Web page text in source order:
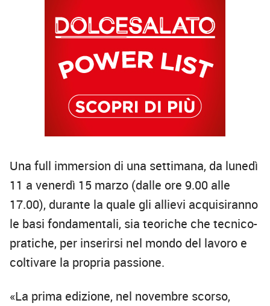
Una full immersion di una settimana, da lunedì
11 a venerdì 15 marzo (dalle ore 9.00 alle
17.00), durante la quale gli allievi acquisiranno
le basi fondamentali, sia teoriche che tecnico-
pratiche, per inserirsi nel mondo del lavoro e
coltivare la propria passione.
«La prima edizione, nel novembre scorso,